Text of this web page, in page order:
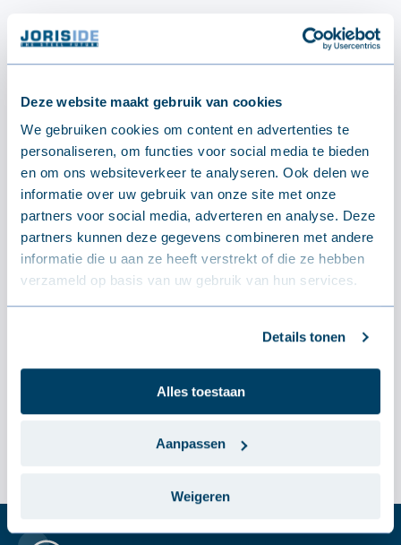
Deze website maakt gebruik van cookies
We gebruiken cookies om content en advertenties te
personaliseren, om functies voor social media te bieden
en om ons websiteverkeer te analyseren. Ook delen we
informatie over uw gebruik van onze site met onze
partners voor social media, adverteren en analyse. Deze
partners kunnen deze gegevens combineren met andere
informatie die u aan ze heeft verstrekt of die ze hebben
verzameld op basis van uw gebruik van hun services.
Details tonen
Alles toestaan
Aanpassen
Weigeren
Gratis afhalen
FAST Delivery